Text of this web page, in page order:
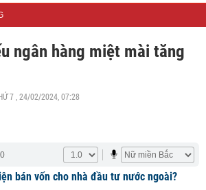
ngân hàng miệt mài tăng
7 , 24/02/2024, 07:28
bán vốn cho nhà đầu tư nước ngoài?